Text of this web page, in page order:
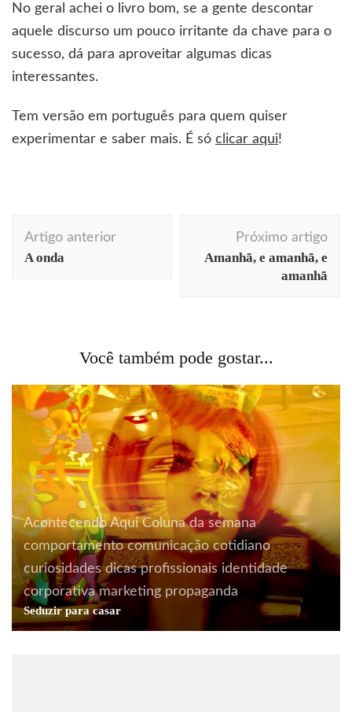
No geral achei o livro bom, se a gente descontar
aquele discurso um pouco irritante da chave para o
sucesso, dá para aproveitar algumas dicas
interessantes.
Tem versão em português para quem quiser
experimentar e saber mais. É só clicar aqui!
de
Artigo anterior
A onda
Próximo artigo
Amanhã, e amanhã, e
amanhã
Você também pode gostar...
Acontecendo Aqui Coluna da semana
comportamento comunicação cotidiano
curiosidades dicas profissionais identidade
corporativa marketing propaganda
Seduzir para casar